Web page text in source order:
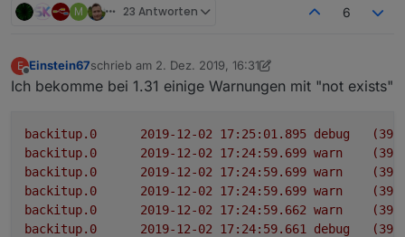
M 23 Antworten 6
E
Offline
Einstein67schrieb am 2. Dez. 2019, 16:31
zuletzt editiert von Einstein6712. Feb. 2019, 18:04
Ich bekomme bei 1.31 einige Warnungen mit "not exists"
backitup.0 debug
backitup.0
warn
backitup.0
warn
backitup.0
warn
backitup.0
warn
backitup.0
debug